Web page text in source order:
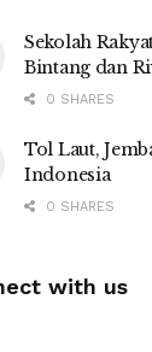
Sekolah
Bintang dan
0 SHARES
Tol Laut,
Indonesia
0 SHARES
with us